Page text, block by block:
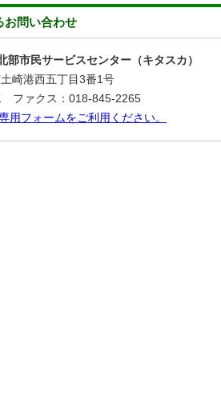
お問い合わせ
市民サービスセンター（キタスカ）
崎港西五丁目3番1号
ファクス：018-845-2265
用フォームをご利用ください。